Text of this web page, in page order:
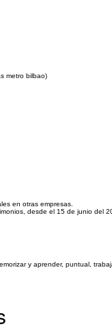
metro bilbao)
en otras empresas.
desde el 15 de junio del
y aprender, puntual,